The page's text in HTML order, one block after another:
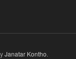
Janatar Kontho.